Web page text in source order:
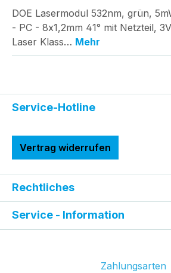
DOE Lasermodul 532nm, grün,
- PC - 8x1,2mm 41° mit Netzteil,
Laser Klass… Mehr
Service-Hotline
Vertrag widerrufen
Rechtliches
Service - Information
Zahlungsarten